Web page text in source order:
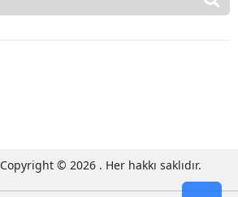
Copyright © 2026 . Her hakkı saklıdır.